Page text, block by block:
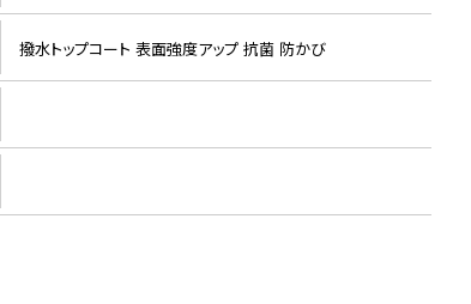
撥水トップコート 表面強度アップ 抗菌 防かび